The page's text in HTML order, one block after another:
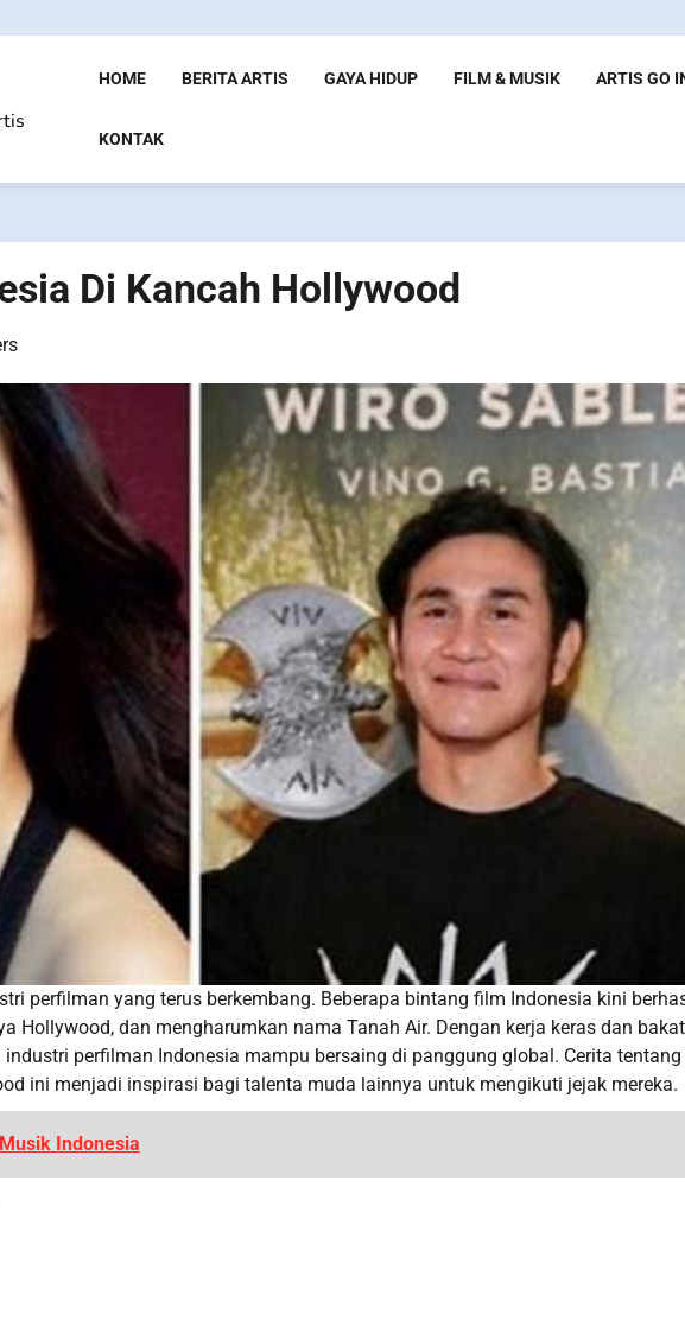
HOME BERITA ARTIS GAYA HIDUP FILM & MUSIK ARTIS GO
KONTAK
Di Kancah Hollywood
perfilman yang terus berkembang. Beberapa bintang film Indonesia kini
Hollywood, dan mengharumkan nama Tanah Air. Dengan kerja keras dan
perfilman Indonesia mampu bersaing di panggung global. Cerita tentang
ini menjadi inspirasi bagi talenta muda lainnya untuk mengikuti jejak mereka.
Indonesia